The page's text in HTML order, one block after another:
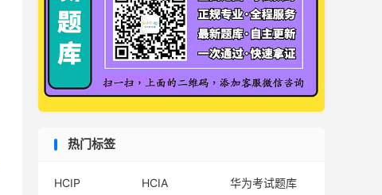
热门标签
HCIP HCIA
华为考试题库